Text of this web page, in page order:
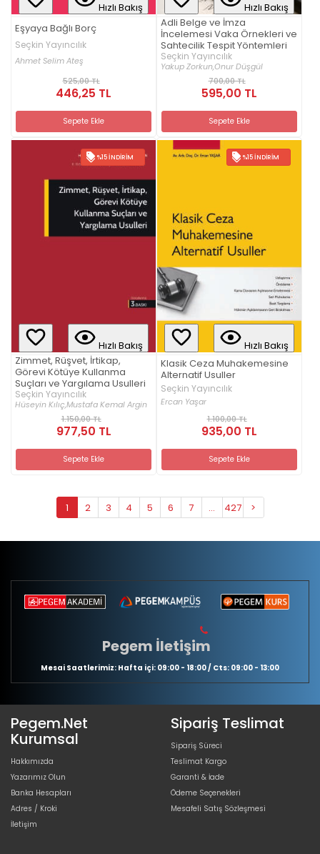
Hızlı Bakış
Eşyaya Bağlı Borç
Seçkin Yayıncılık
Ahmet Selim Ateş
525,00 TL
446,25 TL
Sepete Ekle
Hızlı Bakış
Adli Belge ve İmza
İncelemesi Vaka Örnekleri ve
Sahtecilik Tespit Yöntemleri
Seçkin Yayıncılık
Yakup Zorkun,Onur Düşgül
700,00 TL
595,00 TL
Sepete Ekle
%15 İNDIRIM
Hızlı Bakış
Zimmet, Rüşvet, İrtikap,
Görevi Kötüye Kullanma
Suçları ve Yargılama Usulleri
Seçkin Yayıncılık
Hüseyin Kılıç,Mustafa Kemal Argin
1.150,00 TL
977,50 TL
Sepete Ekle
%15 İNDIRIM
Hızlı Bakış
Klasik Ceza Muhakemesine
Alternatif Usuller
Seçkin Yayıncılık
Ercan Yaşar
1.100,00 TL
935,00 TL
Sepete Ekle
1 2 3 4 5 6 7 ... 427 >
Pegem İletişim
Mesai Saatlerimiz: Hafta içi: 09:00 - 18:00 / Cts: 09:00 - 13:00
Pegem.Net
Kurumsal
Hakkımızda
Yazarımız Olun
Banka Hesapları
Adres / Kroki
İletişim
Sipariş Teslimat
Sipariş Süreci
Teslimat Kargo
Garanti & İade
Ödeme Seçenekleri
Mesafeli Satış Sözleşmesi